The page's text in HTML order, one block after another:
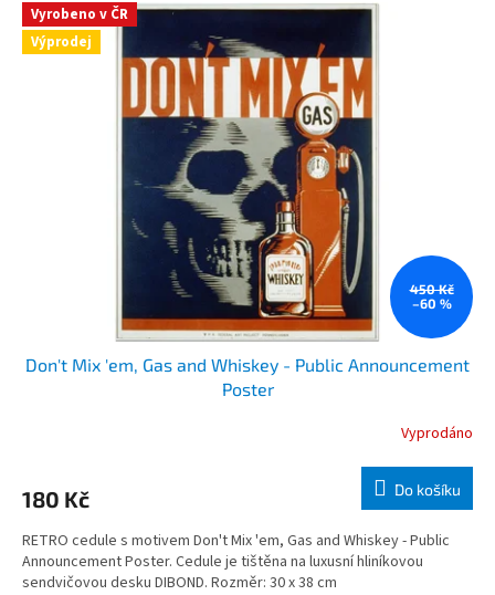
Vyrobeno v ČR
Výprodej
450 Kč
–60 %
Don't Mix 'em, Gas and Whiskey - Public Announcement
Poster
Vyprodáno
180 Kč Do košíku
RETRO cedule s motivem Don't Mix 'em, Gas and Whiskey - Public
Announcement Poster. Cedule je tištěna na luxusní hliníkovou
sendvičovou desku DIBOND. Rozměr: 30 x 38 cm